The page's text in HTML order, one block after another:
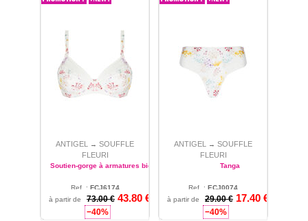
ANTIGEL → SOUFFLE
FLEURI
Soutien-gorge à armatures bien -être
Ref. : FCJ6174
85 - 90 - 95 - 100 - 105 -
110 - 115
à partir de 73.00 € 43.80 €
−40%
ANTIGEL → SOUFFLE
FLEURI
Tanga
Ref. : ECJ0074
1 - 2 - 3 - 4 - 5
à partir de 29.00 € 17.40 €
−40%